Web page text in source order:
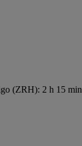
(ZRH): 2 h 15 min